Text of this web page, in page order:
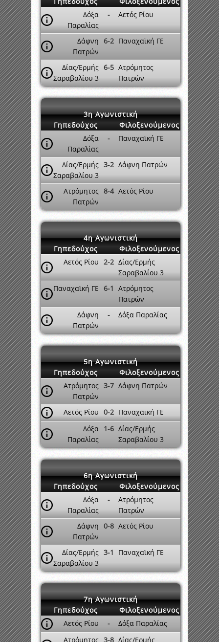
Δόξα
Παραλίας
- Αετός Ρίου
Δάφνη
Πατρών
6-2 Παναχαϊκή ΓΕ
Δίας/Ερμής
Σαραβαλίου 3
6-5 Ατρόμητος
Πατρών
3η Αγωνιστική
Γηπεδούχος
Φιλοξενούμενος
Δόξα
Παραλίας
- Παναχαϊκή ΓΕ
Δίας/Ερμής
Σαραβαλίου 3
3-2 Δάφνη Πατρών
Ατρόμητος
Πατρών
8-4 Αετός Ρίου
4η Αγωνιστική
Γηπεδούχος
Φιλοξενούμενος
Αετός Ρίου 2-2 Δίας/Ερμής
Σαραβαλίου 3
Παναχαϊκή ΓΕ 6-1 Ατρόμητος
Πατρών
Δάφνη
Πατρών
- Δόξα Παραλίας
5η Αγωνιστική
Γηπεδούχος
Φιλοξενούμενος
Ατρόμητος
Πατρών
3-7 Δάφνη Πατρών
Αετός Ρίου 0-2 Παναχαϊκή ΓΕ
Δόξα
Παραλίας
1-6 Δίας/Ερμής
Σαραβαλίου 3
6η Αγωνιστική
Γηπεδούχος
Φιλοξενούμενος
Δόξα
Παραλίας
-
Ατρόμητος
Πατρών
Δάφνη
Πατρών
0-8 Αετός Ρίου
Δίας/Ερμής
Σαραβαλίου 3
3-1 Παναχαϊκή ΓΕ
7η Αγωνιστική
Γηπεδούχος
Φιλοξενούμενος
Αετός Ρίου
-
Δόξα Παραλίας
Ατρόμητος 3-8 Δίας/Ερμής